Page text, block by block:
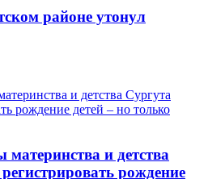
районе утонул
и детства
рождение